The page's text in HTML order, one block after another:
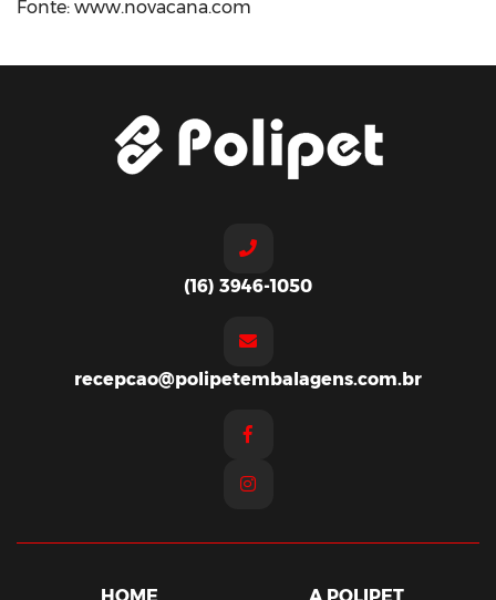
Fonte: www.novacana.com
(16) 3946-1050
recepcao@polipetembalagens.com.br